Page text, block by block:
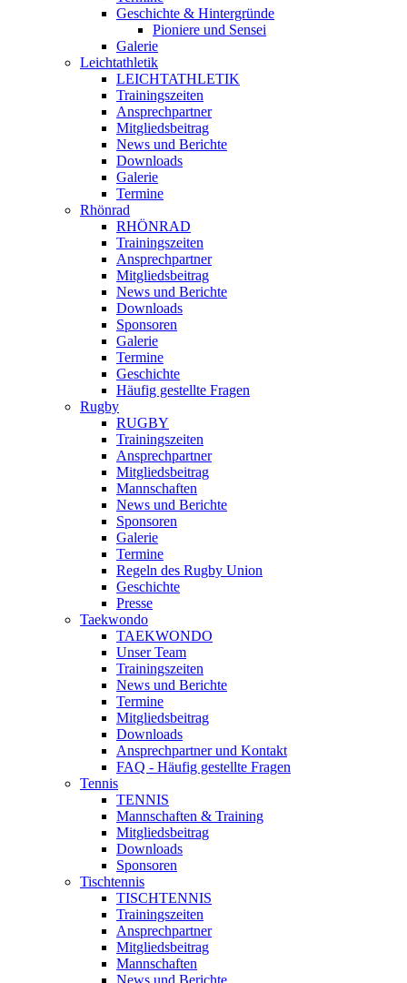
Geschichte & Hintergründe
Pioniere und Sensei
Galerie
Leichtathletik
LEICHTATHLETIK
Trainingszeiten
Ansprechpartner
Mitgliedsbeitrag
News und Berichte
Downloads
Galerie
Termine
Rhönrad
RHÖNRAD
Trainingszeiten
Ansprechpartner
Mitgliedsbeitrag
News und Berichte
Downloads
Sponsoren
Galerie
Termine
Geschichte
Häufig gestellte Fragen
Rugby
RUGBY
Trainingszeiten
Ansprechpartner
Mitgliedsbeitrag
Mannschaften
News und Berichte
Sponsoren
Galerie
Termine
Regeln des Rugby Union
Geschichte
Presse
Taekwondo
TAEKWONDO
Unser Team
Trainingszeiten
News und Berichte
Termine
Mitgliedsbeitrag
Downloads
Ansprechpartner und Kontakt
FAQ - Häufig gestellte Fragen
Tennis
TENNIS
Mannschaften & Training
Mitgliedsbeitrag
Downloads
Sponsoren
Tischtennis
TISCHTENNIS
Trainingszeiten
Ansprechpartner
Mitgliedsbeitrag
Mannschaften
News und Berichte